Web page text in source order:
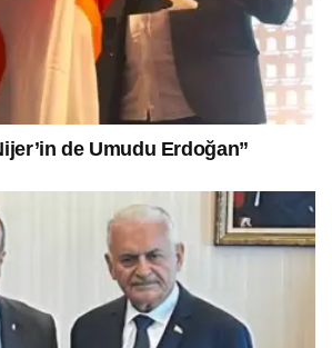
de Umudu Erdoğan”